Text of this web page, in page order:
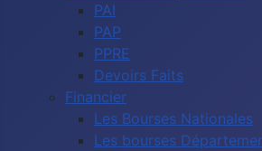
PAI
PAP
PPRE
Devoirs Faits
Financier
Les Bourses Nationales
Les bourses